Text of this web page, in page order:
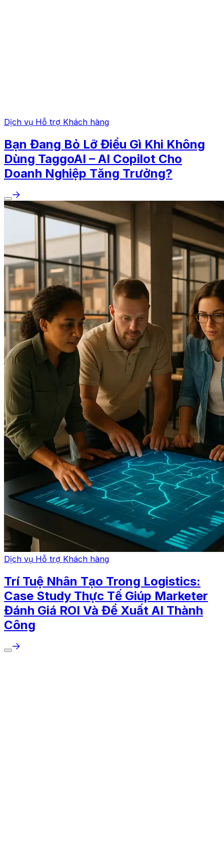
Dịch vụ Hỗ trợ Khách hàng
Bạn Đang Bỏ Lỡ Điều Gì Khi Không
Dùng TaggoAI – AI Copilot Cho
Doanh Nghiệp Tăng Trưởng?
Dịch vụ Hỗ trợ Khách hàng
Trí Tuệ Nhân Tạo Trong Logistics:
Case Study Thực Tế Giúp Marketer
Đánh Giá ROI Và Đề Xuất AI Thành
Công